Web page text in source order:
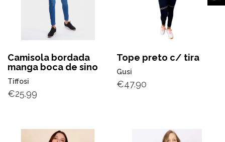
Camisola bordada
manga boca de sino
Tiffosi
€25.99
Tope preto c/ tira
Gusi
€47.90